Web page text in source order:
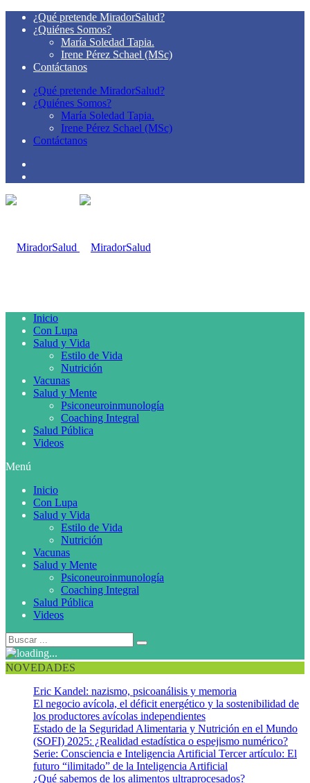
¿Qué pretende MiradorSalud?
¿Quiénes Somos?
María Soledad Tapia.
Irene Pérez Schael (MSc)
Contáctanos
¿Qué pretende MiradorSalud?
¿Quiénes Somos?
María Soledad Tapia.
Irene Pérez Schael (MSc)
Contáctanos
Inicio
Con Lupa
Salud y Vida
Estilo de Vida
Nutrición
Vacunas
Salud y Mente
Psiconeuroinmunología
Coaching Integral
Salud Pública
Videos
Menú
Inicio
Con Lupa
Salud y Vida
Estilo de Vida
Nutrición
Vacunas
Salud y Mente
Psiconeuroinmunología
Coaching Integral
Salud Pública
Videos
NOVEDADES
Eric Kandel: nazismo, psicoanálisis y memoria
El negocio avícola, el déficit energético y la sostenibilidad de
los productores avícolas independientes
Estado de la Seguridad Alimentaria y Nutrición en el Mundo
(SOFI) 2025: ¿Realidad estadística o espejismo numérico?
Serie: Consciencia e Inteligencia Artificial Tercer artículo: El
futuro “ilimitado” de la Inteligencia Artificial
¿Qué sabemos de los alimentos ultraprocesados?